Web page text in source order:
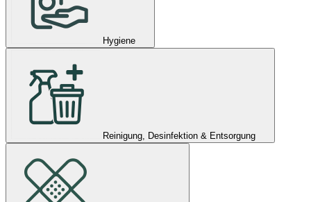
Hygiene
Reinigung, Desinfektion & Entsorgung